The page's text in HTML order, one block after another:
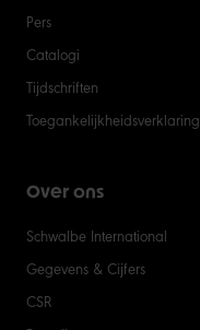
Pers
Catalogi
Tijdschriften
Toegankelijkheidsverklaring
Over ons
Schwalbe International
Gegevens & Cijfers
CSR